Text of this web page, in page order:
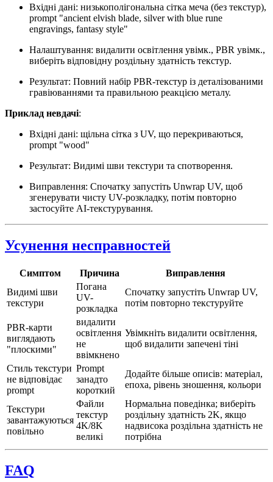
Вхідні дані: низькополігональна сітка меча (без текстур),
prompt "ancient elvish blade, silver with blue rune
engravings, fantasy style"
Налаштування: видалити освітлення увімк., PBR увімк.,
виберіть відповідну роздільну здатність текстур.
Результат: Повний набір PBR-текстур із деталізованими
гравіюваннями та правильною реакцією металу.
Приклад невдачі:
Вхідні дані: щільна сітка з UV, що перекриваються,
prompt "wood"
Результат: Видимі шви текстури та спотворення.
Виправлення: Спочатку запустіть Unwrap UV, щоб
згенерувати чисту UV-розкладку, потім повторно
застосуйте AI-текстурування.
Усунення несправностей
Симптом Причина
Виправлення
Видимі шви
текстури
Погана
UV-
розкладка
Спочатку запустіть Unwrap UV,
потім повторно текстуруйте
PBR-карти
виглядають
"плоскими"
видалити
освітлення
не
ввімкнено
Увімкніть видалити освітлення,
щоб видалити запечені тіні
Стиль текстури
не відповідає
prompt
Prompt
занадто
короткий
Додайте більше описів: матеріал,
епоха, рівень зношення, кольори
Текстури
завантажуються
повільно
Файли
текстур
4K/8K
великі
Нормальна поведінка; виберіть
роздільну здатність 2K, якщо
надвисока роздільна здатність не
потрібна
FAQ